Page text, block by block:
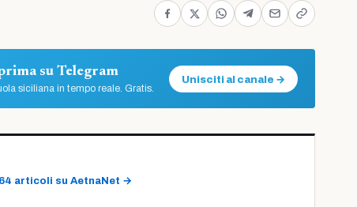
su Telegram
siciliana in tempo reale. Gratis.
Unisciti al canale →
articoli su AetnaNet →